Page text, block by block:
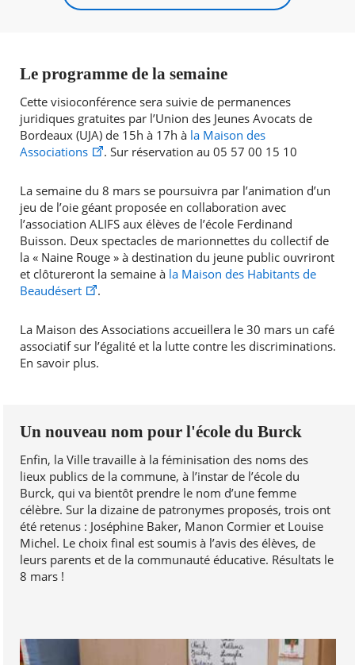
Le programme de la semaine
Cette visioconférence sera suivie de permanences
juridiques gratuites par l’Union des Jeunes Avocats de
Bordeaux (UJA) de 15h à 17h à la Maison des
Associations
. Sur réservation au 05 57 00 15 10
La semaine du 8 mars se poursuivra par l’animation d’un
jeu de l’oie géant proposée en collaboration avec
l’association ALIFS aux élèves de l’école Ferdinand
Buisson. Deux spectacles de marionnettes du collectif de
la « Naine Rouge » à destination du jeune public ouvriront
et clôtureront la semaine à la Maison des Habitants de
Beaudésert
.
La Maison des Associations accueillera le 30 mars un café
associatif sur l’égalité et la lutte contre les discriminations.
En savoir plus.
Un nouveau nom pour l'école du Burck
Enfin, la Ville travaille à la féminisation des noms des
lieux publics de la commune, à l’instar de l’école du
Burck, qui va bientôt prendre le nom d’une femme
célèbre. Sur la dizaine de patronymes proposés, trois ont
été retenus : Joséphine Baker, Manon Cormier et Louise
Michel. Le choix final est soumis à l’avis des élèves, de
leurs parents et de la communauté éducative. Résultats le
8 mars !